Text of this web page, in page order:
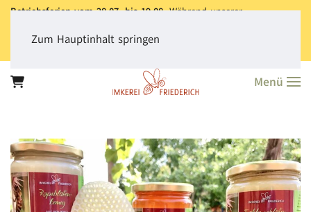
Betriebsferien vom 28.07. bis 19.08.Während unserer
dass derVersand aller Bestellungen erst ab dem 20.08.
Vielen Dank für Ihr Verständnis!
Zum Hauptinhalt springen
Menü